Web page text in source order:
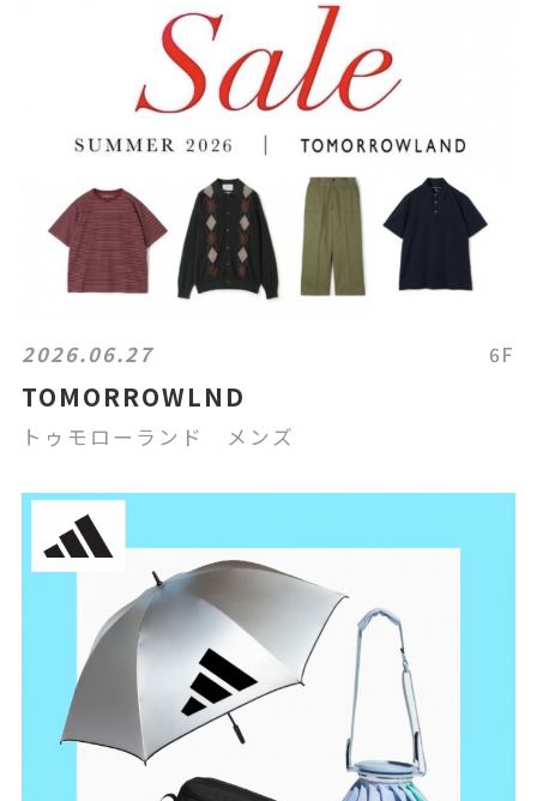
2026.06.27 6F
TOMORROWLND
トゥモローランド メンズ